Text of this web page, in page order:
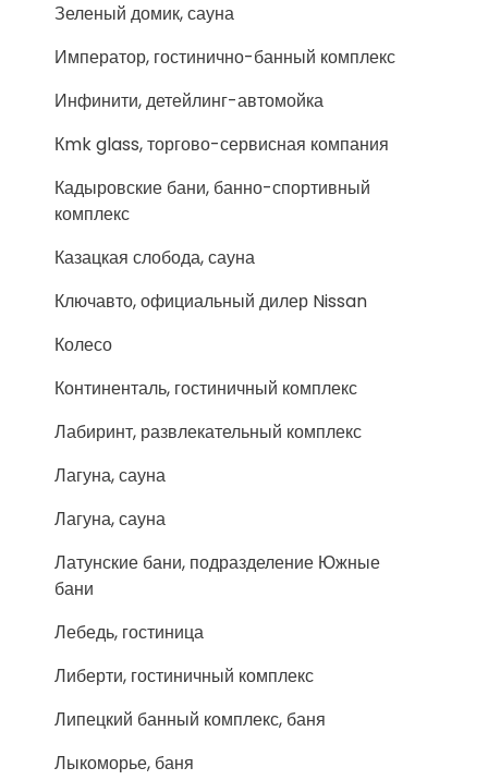
Зеленый домик, сауна
Император, гостинично-банный комплекс
Инфинити, детейлинг-автомойка
Кmk glass, торгово-сервисная компания
Кадыровские бани, банно-спортивный
комплекс
Казацкая слобода, сауна
Ключавто, официальный дилер Nissan
Колесо
Континенталь, гостиничный комплекс
Лабиринт, развлекательный комплекс
Лагуна, сауна
Лагуна, сауна
Латунские бани, подразделение Южные
бани
Лебедь, гостиница
Либерти, гостиничный комплекс
Липецкий банный комплекс, баня
Лыкоморье, баня